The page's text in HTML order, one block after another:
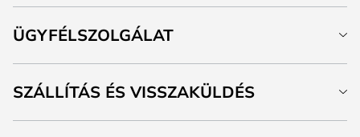
ÜGYFÉLSZOLGÁLAT
SZÁLLÍTÁS ÉS VISSZAKÜLDÉS